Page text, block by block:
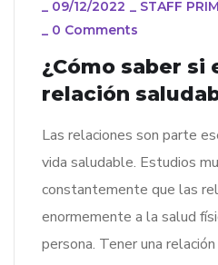
_ 09/12/2022 _ STAFF
_ 0 Comments
¿Cómo saber si
relación
Las relaciones son parte
vida saludable. Estudios
constantemente que las
enormemente a la salud
persona. Tener una